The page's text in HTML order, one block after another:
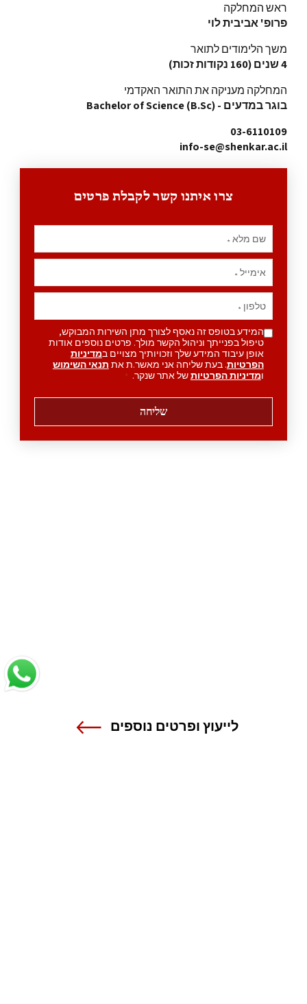
ראש המחלקה
פרופ' אביבית לוי
משך הלימודים לתואר
4 שנים (160 נקודות זכות)
המחלקה מעניקה את התואר האקדמי
בוגר במדעים - Bachelor of Science (B.Sc)
03-6110109
info-se@shenkar.ac.il
צרו איתנו קשר לקבלת פרטים
שם מלא*
אימייל*
טלפון *
המידע בטופס זה נאסף לצורך מתן השירות המבוקש,
טיפול בפנייתך וניהול הקשר מולך. פרטים נוספים אודות
אופן עיבוד המידע שלך וזכויותיך מצויים במדיניות
הפרטיות. בעת שליחה אני מאשר.ת את תנאי השימוש
ומדיניות הפרטיותשל אתר שנקר. *
שליחה
לייעוץ ופרטים נוספים